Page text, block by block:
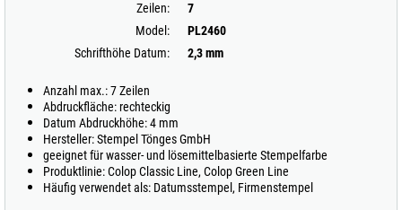
Zeilen:
7
Model:
PL2460
Schrifthöhe Datum:
2,3 mm
Anzahl max.: 7 Zeilen
Abdruckfläche: rechteckig
Datum Abdruckhöhe: 4 mm
Hersteller: Stempel Tönges GmbH
geeignet für wasser- und lösemittelbasierte Stempelfarbe
Produktlinie: Colop Classic Line, Colop Green Line
Häufig verwendet als: Datumsstempel, Firmenstempel